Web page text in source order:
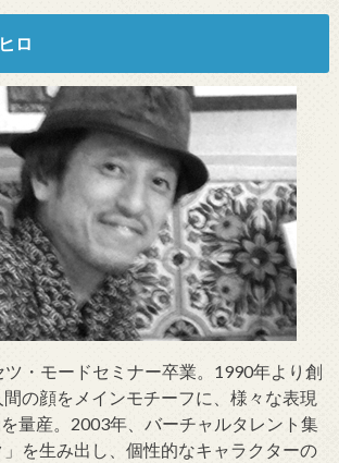
ロ
・モードセミナー卒業。1990年より創
の顔をメインモチーフに、様々な表現
量産。2003年、バーチャルタレント集
を生み出し、個性的なキャラクターの